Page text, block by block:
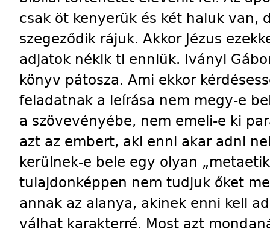
csak öt kenyerük és két haluk van,
szegeződik rájuk. Akkor Jézus
adjatok nékik ti enniük. Iványi
könyv pátosza. Ami ekkor
feladatnak a leírása nem megy-e
a szövevényébe, nem emeli-e ki
azt az embert, aki enni akar adni
kerülnek-e bele egy olyan
tulajdonképpen nem tudjuk őket
annak az alanya, akinek enni kell
válhat karakterré. Most azt